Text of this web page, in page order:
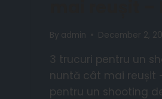
By admin December 2,
3 trucuri pentru un
nuntă cât mai reușit
pentru un shooting